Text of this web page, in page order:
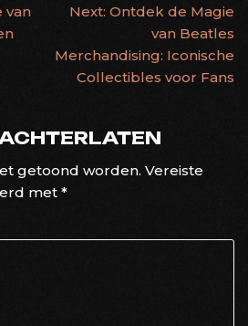
van
Next: Ontdek de Magie
van Beatles
Merchandising: Iconische
Collectibles voor Fans
getoond worden. Vereiste
met *